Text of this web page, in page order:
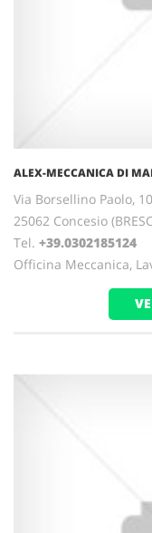
ALEX-MECCANICA DI
Via Borsellino Paolo, 10
25062 Concesio
Tel. +39.0302185124
Officina Meccanica,